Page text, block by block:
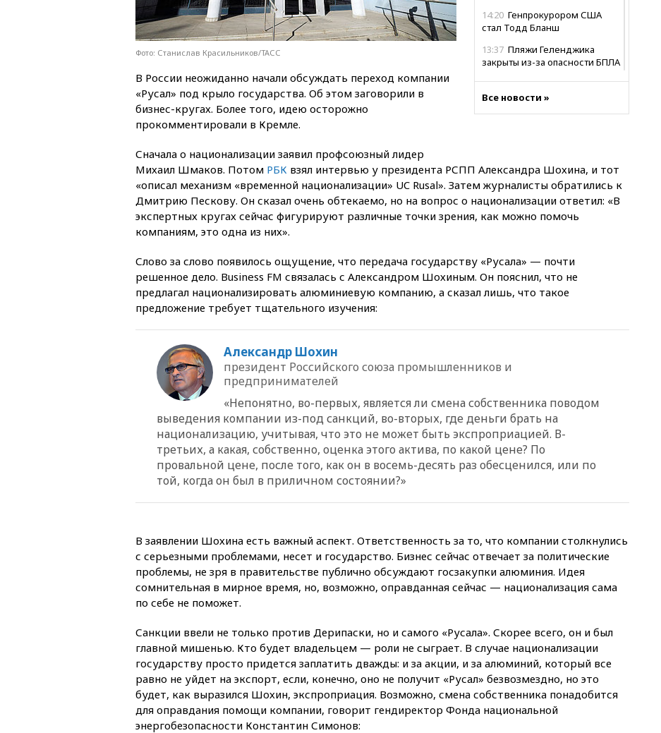
14:20 Генпрокурором США
стал Тодд Бланш
13:37 Пляжи Геленджика
закрыты из-за опасности БПЛА
13:03Испания ввела
погранконтроль для
Суд оставил под
арестом Rolls-Royce блогера
Лерчек
10:27 Движение по трассе
«Новороссия» восстановлено
территорией РФ
загорелся после падения
08:57Собянин сообщил о
девяти БПЛА, сбитых на
подлете к Москве
08:42Силы ПВО сбили почти
400 БПЛА над российскими
регионами
07:30 Нигерия стала
крупнейшим поставщиком
авиатоплива в Европу
06:30 США и Колумбия
05:30ВМС Испании усилили
присутствие в Сеуте на фоне
миграционного кризиса
03:30 В Минстрое сравнили
качество жилья в Нью-Йорке и
России
Все новости »
Фото: Станислав Красильников/ТАСС
В России неожиданно начали обсуждать переход компании
«Русал» под крыло государства. Об этом заговорили в
бизнес-кругах. Более того, идею осторожно
прокомментировали в Кремле.
Сначала о национализации заявил профсоюзный лидер
Михаил Шмаков. Потом РБК взял интервью у президента РСПП Александра Шохина, и тот
«описал механизм «временной национализации» UC Rusal». Затем журналисты обратились к
Дмитрию Пескову. Он сказал очень обтекаемо, но на вопрос о национализации ответил: «В
экспертных кругах сейчас фигурируют различные точки зрения, как можно помочь
компаниям, это одна из них».
Слово за слово появилось ощущение, что передача государству «Русала» — почти
решенное дело. Business FM связалась с Александром Шохиным. Он пояснил, что не
предлагал национализировать алюминиевую компанию, а сказал лишь, что такое
предложение требует тщательного изучения:
Александр Шохин
президент Российского союза промышленников и
предпринимателей
«Непонятно, во-первых, является ли смена собственника поводом
выведения компании из-под санкций, во-вторых, где деньги брать на
национализацию, учитывая, что это не может быть экспроприацией. В-
третьих, а какая, собственно, оценка этого актива, по какой цене? По
провальной цене, после того, как он в восемь-десять раз обесценился, или по
той, когда он был в приличном состоянии?»
В заявлении Шохина есть важный аспект. Ответственность за то, что компании столкнулись
с серьезными проблемами, несет и государство. Бизнес сейчас отвечает за политические
проблемы, не зря в правительстве публично обсуждают госзакупки алюминия. Идея
сомнительная в мирное время, но, возможно, оправданная сейчас — национализация сама
по себе не поможет.
Санкции ввели не только против Дерипаски, но и самого «Русала». Скорее всего, он и был
главной мишенью. Кто будет владельцем — роли не сыграет. В случае национализации
государству просто придется заплатить дважды: и за акции, и за алюминий, который все
равно не уйдет на экспорт, если, конечно, оно не получит «Русал» безвозмездно, но это
будет, как выразился Шохин, экспроприация. Возможно, смена собственника понадобится
для оправдания помощи компании, говорит гендиректор Фонда национальной
энергобезопасности Константин Симонов: